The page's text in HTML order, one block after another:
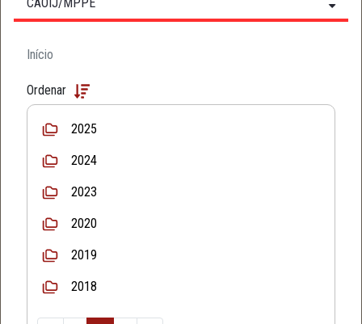
Início
Ordenar
2025
2024
2023
2020
2019
2018